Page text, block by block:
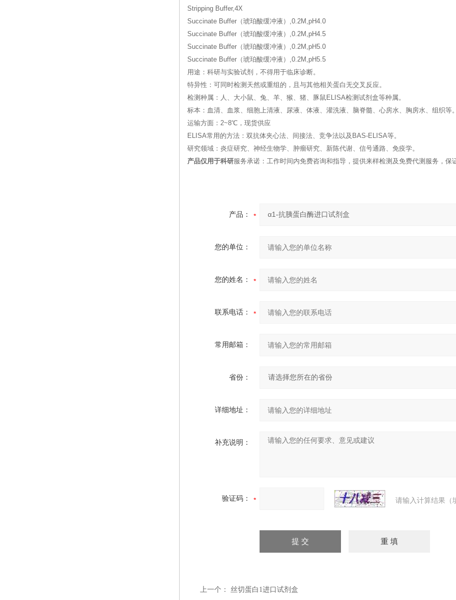
Stripping Buffer,4X
Succinate Buffer（琥珀酸缓冲液）,0.2M,pH4.0
Succinate Buffer（琥珀酸缓冲液）,0.2M,pH4.5
Succinate Buffer（琥珀酸缓冲液）,0.2M,pH5.0
Succinate Buffer（琥珀酸缓冲液）,0.2M,pH5.5
用途：科研与实验试剂，不得用于临床诊断。
特异性：可同时检测天然或重组的，且与其他相关蛋白无交叉反应。
检测种属：人、大小鼠、兔、羊、猴、猪、豚鼠ELISA检测试剂盒等种属。
标本：血清、血浆、细胞上清液、尿液、体液、灌洗液、脑脊髓、心房水、胸房水、组织等
运输方面：2~8℃，现货供应
ELISA常用的方法：双抗体夹心法、间接法、竞争法以及BAS-ELISA等。
研究领域：炎症研究、神经生物学、肿瘤研究、新陈代谢、信号通路、免疫学。
产品仅用于科研服务承诺：工作时间内免费咨询和指导，提供来样检测及免费代测服务，保
产品：
您的单位：
您的姓名：
联系电话：
常用邮箱：
省份：
详细地址：
补充说明：
验证码： 请输入计算结果（
上一个： 丝切蛋白1进口试剂盒